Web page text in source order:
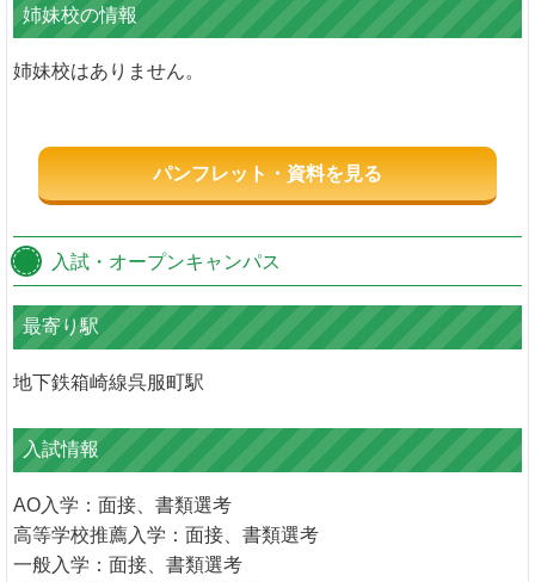
姉妹校の情報
姉妹校はありません。
パンフレット・資料を見る
入試・オープンキャンパス
最寄り駅
地下鉄箱崎線呉服町駅
入試情報
AO入学：面接、書類選考
高等学校推薦入学：面接、書類選考
一般入学：面接、書類選考